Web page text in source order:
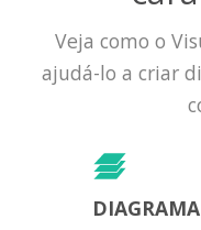
Veja como o
ajudá-lo a criar